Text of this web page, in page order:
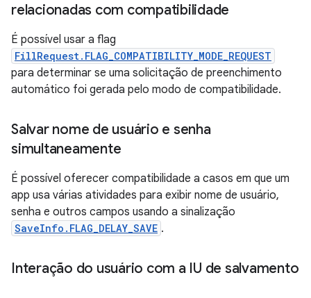
relacionadas com compatibilidade
É possível usar a flag
FillRequest.FLAG_COMPATIBILITY_MODE_REQUEST
para determinar se uma solicitação de preenchimento
automático foi gerada pelo modo de compatibilidade.
Salvar nome de usuário e senha
simultaneamente
É possível oferecer compatibilidade a casos em que um
app usa várias atividades para exibir nome de usuário,
senha e outros campos usando a sinalização
SaveInfo.FLAG_DELAY_SAVE .
Interação do usuário com a IU de salvamento